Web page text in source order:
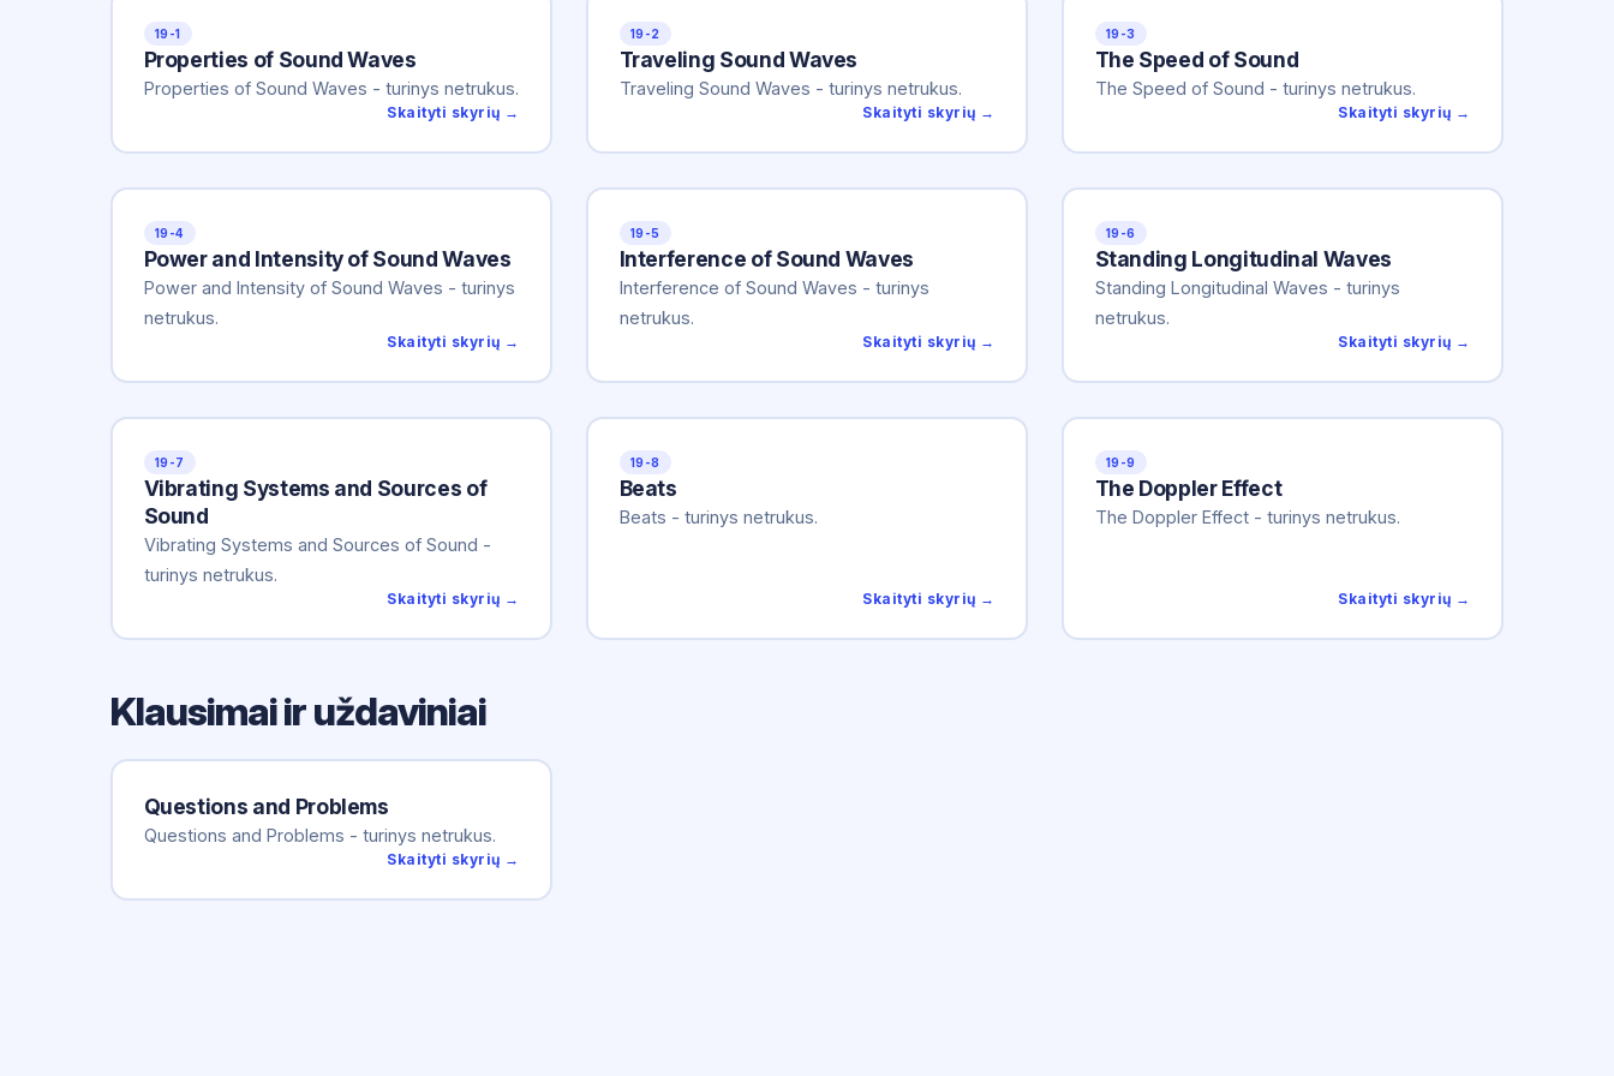
19-1
Properties of Sound Waves
Properties of Sound Waves - turinys netrukus.
Skaityti skyrių →
19-2
Traveling Sound Waves
Traveling Sound Waves - turinys netrukus.
Skaityti skyrių →
19-3
The Speed of Sound
The Speed of Sound - turinys netrukus.
Skaityti skyrių →
19-4
Power and Intensity of Sound Waves
Power and Intensity of Sound Waves - turinys
netrukus.
Skaityti skyrių →
19-5
Interference of Sound Waves
Interference of Sound Waves - turinys
netrukus.
Skaityti skyrių →
19-6
Standing Longitudinal Waves
Standing Longitudinal Waves - turinys
netrukus.
Skaityti skyrių →
19-7
Vibrating Systems and Sources of
Sound
Vibrating Systems and Sources of Sound -
turinys netrukus.
Skaityti skyrių →
19-8
Beats
Beats - turinys netrukus.
Skaityti skyrių →
19-9
The Doppler Effect
The Doppler Effect - turinys netrukus.
Skaityti skyrių →
Klausimai ir uždaviniai
Questions and Problems
Questions and Problems - turinys netrukus.
Skaityti skyrių →